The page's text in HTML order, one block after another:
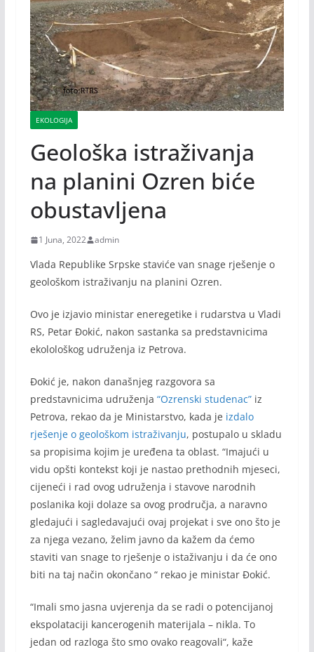
EKOLOGIJA
Geološka istraživanja
na planini Ozren biće
obustavljena
1 Juna, 2022 admin
Vlada Republike Srpske staviće van snage rješenje o
geološkom istraživanju na planini Ozren.
Ovo je izjavio ministar eneregetike i rudarstva u Vladi
RS, Petar Đokić, nakon sastanka sa predstavnicima
ekolološkog udruženja iz Petrova.
Đokić je, nakon današnjeg razgovora sa
predstavnicima udruženja “Ozrenski studenac”iz
Petrova, rekao da je Ministarstvo, kada je izdalo
rješenje o geološkom istraživanju, postupalo u skladu
sa propisima kojim je uređena ta oblast. “Imajući u
vidu opšti kontekst koji je nastao prethodnih mjeseci,
cijeneći i rad ovog udruženja i stavove narodnih
poslanika koji dolaze sa ovog prodručja, a naravno
gledajući i sagledavajući ovaj projekat i sve ono što je
za njega vezano, želim javno da kažem da ćemo
staviti van snage to rješenje o istaživanju i da će ono
biti na taj način okončano “ rekao je ministar Đokić.
“Imali smo jasna uvjerenja da se radi o potencijanoj
ekspolataciji kancerogenih materijala – nikla. To
jedan od razloga što smo ovako reagovali“, kaže